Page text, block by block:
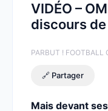
VIDÉO –
discours
PARBUT ! FOOTBALL
🔗 Partager
Mais devant